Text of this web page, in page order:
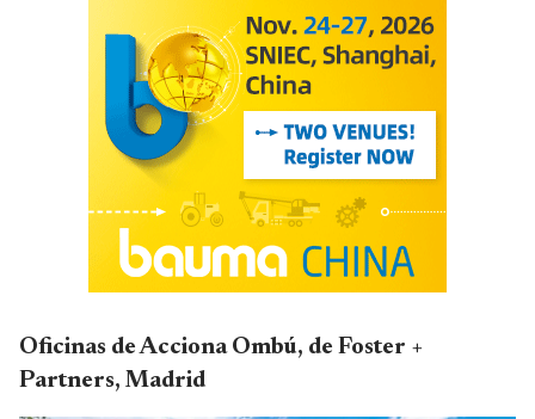
Oficinas de Acciona Ombú, de Foster +
Partners, Madrid